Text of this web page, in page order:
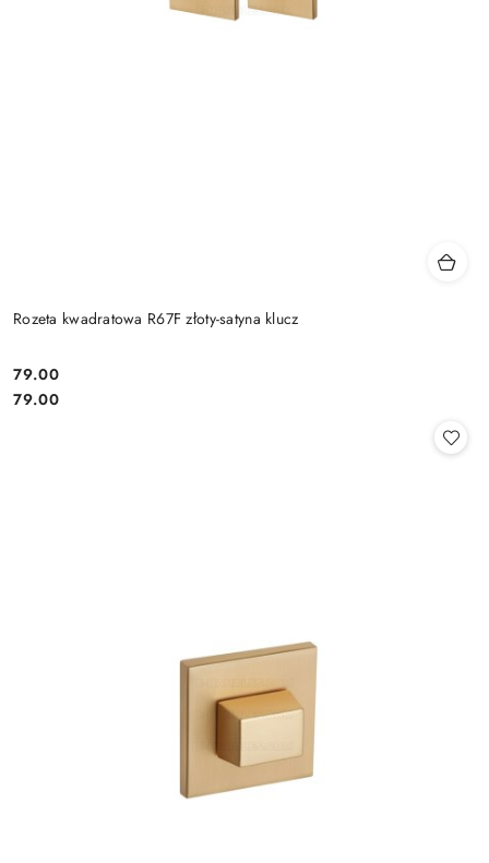
Rozeta kwadratowa R67F złoty-satyna klucz
Cena:
79.00
Cena:
79.00